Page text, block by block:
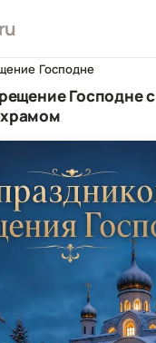
Господне
Господне с